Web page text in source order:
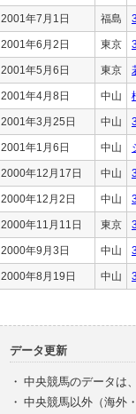
2001年7月1日 福島
2001年6月2日 東京
2001年5月6日 東京
2001年4月8日 中山
2001年3月25日 中山
2001年1月6日 中山
2000年12月17日 中山
2000年12月2日 中山
2000年11月11日 東京
2000年9月3日 中山
2000年8月19日 中山
データ更新
・ 中央競馬のデータは
・ 中央競馬以外（海外